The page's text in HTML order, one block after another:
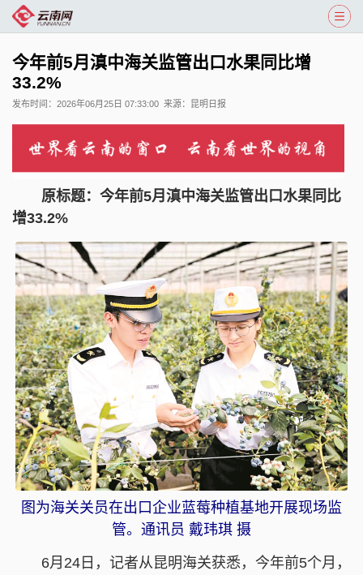
今年前5月滇中海关监管出口水果同比增
33.2%
发布时间： 2026年06月25日 07:33:00 来源： 昆明日报
原标题： 今年前5月滇中海关监管出口水果同比
增33.2%
图为海关关员在出口企业蓝莓种植基地开展现场监
管。通讯员 戴玮琪 摄
6月24日，记者从昆明海关获悉，今年前5个月，